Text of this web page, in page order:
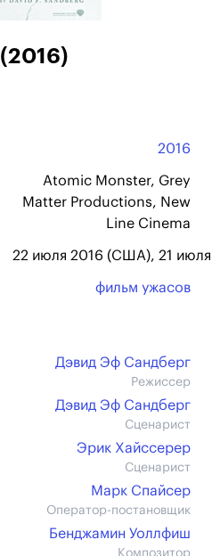
(2016)
2016
Atomic Monster, Grey
Matter Productions, New
Line Cinema
22 июля 2016 (США), 21 июля
фильм ужасов
Дэвид Эф Сандберг
Режиссер
Дэвид Эф Сандберг
Сценарист
Эрик Хайссерер
Сценарист
Марк Спайсер
Оператор-постановщик
Бенджамин Уоллфиш
Композитор